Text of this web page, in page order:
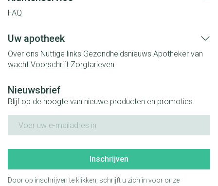
FAQ
Uw apotheek
Over ons Nuttige links Gezondheidsnieuws Apotheker van
wacht Voorschrift Zorgtarieven
Nieuwsbrief
Blijf op de hoogte van nieuwe producten en promoties
Inschrijven
Door op inschrijven te klikken, schrijft u zich in voor onze